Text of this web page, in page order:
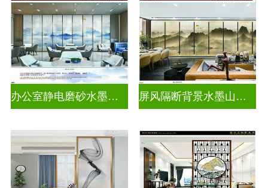
办公室静电磨砂水墨山水画玻璃 屏风隔断背景水墨山水画玻璃